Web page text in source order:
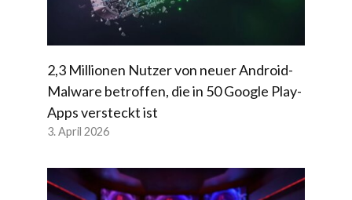
2,3 Millionen Nutzer von neuer Android-
Malware betroffen, die in 50 Google Play-
Apps versteckt ist
3. April 2026